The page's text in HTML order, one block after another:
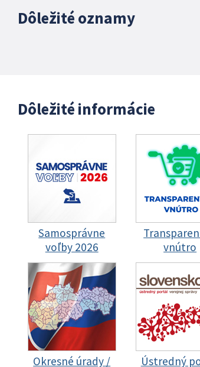
Dôležité oznamy
Dôležité informácie
Samosprávne
voľby 2026
vnútro
Okresné úrady /
Ústredný